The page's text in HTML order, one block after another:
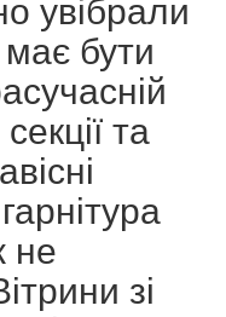
бути
та
не
зі